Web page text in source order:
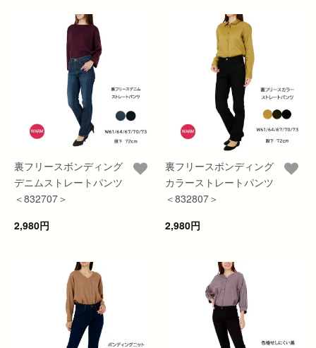
裏フリースボンディング
デニムストレートパンツ
＜832707＞
2,980円
裏フリースボンディング
カラーストレートパンツ
＜832807＞
2,980円